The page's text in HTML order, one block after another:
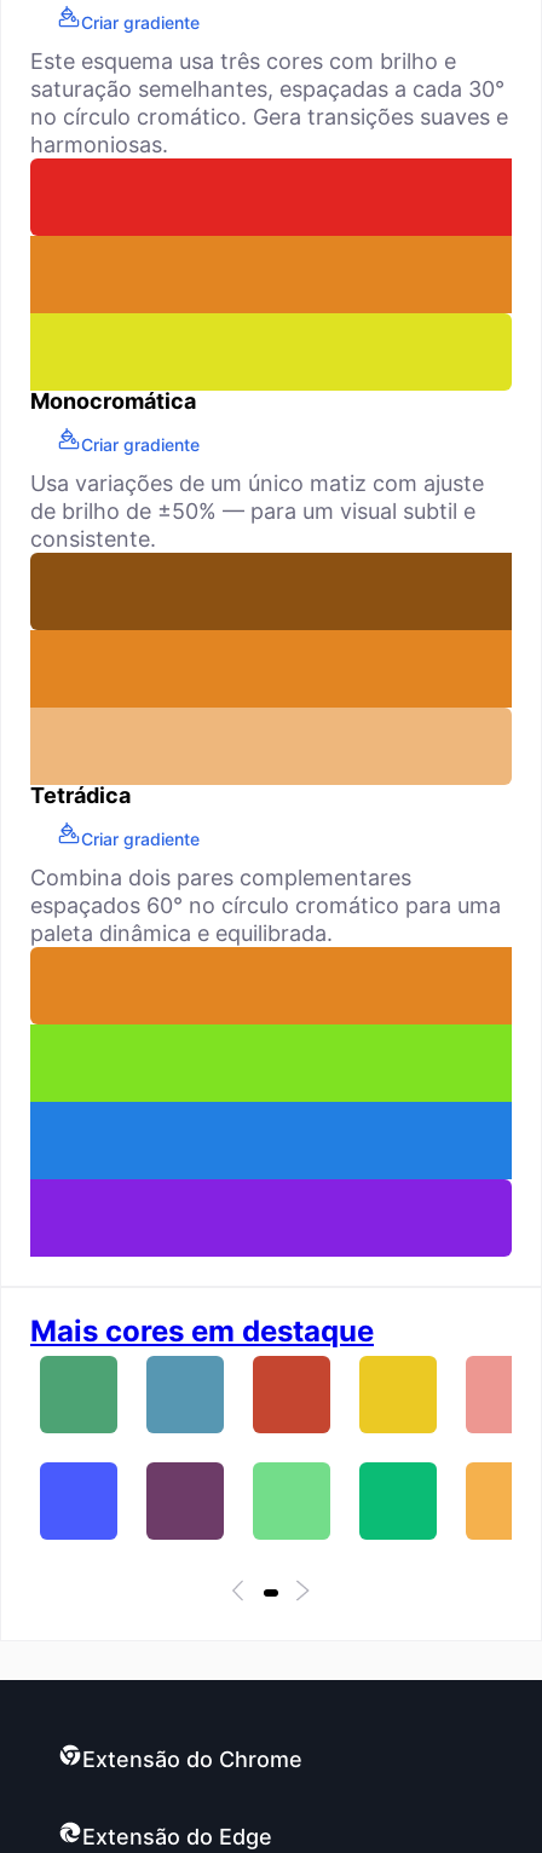
Criar gradiente
Este esquema usa três cores com brilho e
saturação semelhantes, espaçadas a cada 30°
no círculo cromático. Gera transições suaves e
harmoniosas.
Monocromática
Criar gradiente
Usa variações de um único matiz com ajuste
de brilho de ±50% — para um visual subtil e
consistente.
Tetrádica
Criar gradiente
Combina dois pares complementares
espaçados 60° no círculo cromático para uma
paleta dinâmica e equilibrada.
Mais cores em destaque
Extensão do Chrome
Extensão do Edge